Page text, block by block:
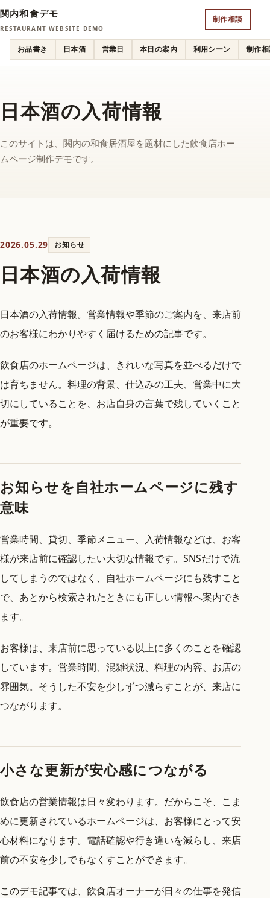
関内和食デモ
RESTAURANT WEBSITE DEMO
制作相談
お品書き 日本酒 営業日 本日の案内 利用シーン 制作
日本酒の入荷情報
このサイトは、関内の和食居酒屋を題材にした飲食店ホー
ムページ制作デモです。
2026.05.29 お知らせ
日本酒の入荷情報
日本酒の入荷情報。営業情報や季節のご案内を、来店前
のお客様にわかりやすく届けるための記事です。
飲食店のホームページは、きれいな写真を並べるだけで
は育ちません。料理の背景、仕込みの工夫、営業中に大
切にしていることを、お店自身の言葉で残していくこと
が重要です。
お知らせを自社ホームページに残す
意味
営業時間、貸切、季節メニュー、入荷情報などは、お客
様が来店前に確認したい大切な情報です。SNSだけで流
してしまうのではなく、自社ホームページにも残すこと
で、あとから検索されたときにも正しい情報へ案内でき
ます。
お客様は、来店前に思っている以上に多くのことを確認
しています。営業時間、混雑状況、料理の内容、お店の
雰囲気。そうした不安を少しずつ減らすことが、来店に
つながります。
小さな更新が安心感につながる
飲食店の営業情報は日々変わります。だからこそ、こま
めに更新されているホームページは、お客様にとって安
心材料になります。電話確認や行き違いを減らし、来店
前の不安を少しでもなくすことができます。
このデモ記事では、飲食店オーナーが日々の仕事を発信